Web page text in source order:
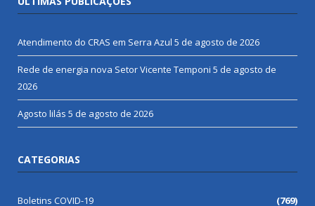
Atendimento do CRAS em Serra Azul 5 de agosto de 2026
Rede de energia nova Setor Vicente Temponi 5 de agosto de
2026
Agosto lilás 5 de agosto de 2026
CATEGORIAS
Boletins COVID-19 (769)